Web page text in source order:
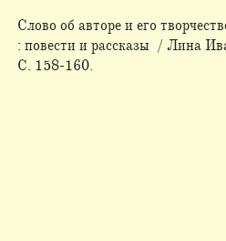
Слово об авторе и его
: повести и рассказы / Лина
С. 158­-160.